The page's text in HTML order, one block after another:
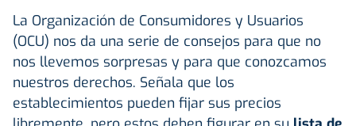
La Organización de Consumidores y Usuarios
(OCU) nos da una serie de consejos para que no
nos llevemos sorpresas y para que conozcamos
nuestros derechos. Señala que los
establecimientos pueden fijar sus precios